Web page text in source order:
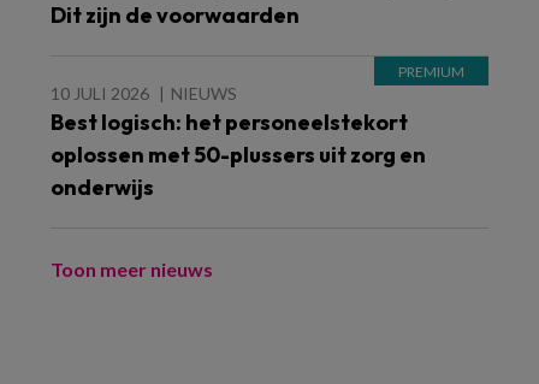
Dit zijn de voorwaarden
10 JULI 2026 NIEUWS
Best logisch: het personeelstekort
oplossen met 50-plussers uit zorg en
onderwijs
Toon meer nieuws